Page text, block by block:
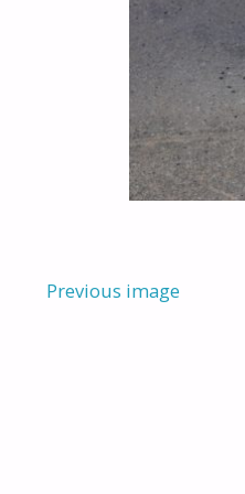
Previous image